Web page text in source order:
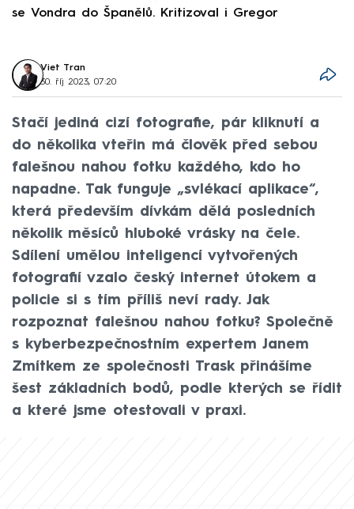
se Vondra do Španělů. Kritizoval i Gregor
Viet Tran
30. říj 2023, 07:20
Stačí jediná cizí fotografie, pár kliknutí a
do několika vteřin má člověk před sebou
falešnou nahou fotku každého, kdo ho
napadne. Tak funguje „svlékací aplikace“,
která především dívkám dělá posledních
několik měsíců hluboké vrásky na čele.
Sdílení umělou inteligencí vytvořených
fotografií vzalo český internet útokem a
policie si s tím příliš neví rady. Jak
rozpoznat falešnou nahou fotku? Společně
s kyberbezpečnostním expertem Janem
Zmítkem ze společnosti Trask přinášíme
šest základních bodů, podle kterých se řídit
a které jsme otestovali v praxi.